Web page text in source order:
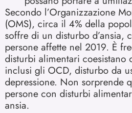
Secondo l’Organizzazione
(OMS), circa il 4% della
soffre di un disturbo d’ansia,
persone affette nel 2019. È
disturbi alimentari coesistano
inclusi gli OCD, disturbo da
depressione. Non sorprende
persone con disturbi
ansia.